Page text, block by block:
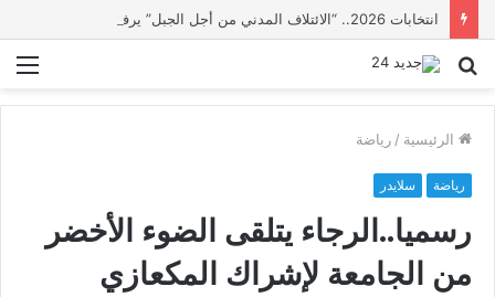
بحث
الرئيسية / رياضة
رياضة سلايدر
رسميا..الرجاء يتلقى الضوء الأخضر
من الجامعة لإشراك المكعازي